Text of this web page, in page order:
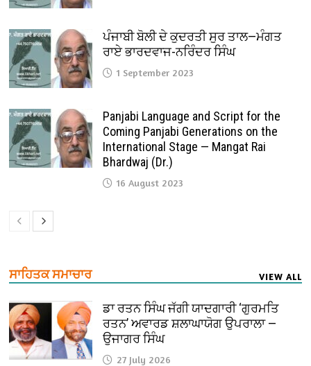
ਪੰਜਾਬੀ ਬੋਲੀ ਦੇ ਕੁਦਰਤੀ ਸੁਰ ਤਾਲ—ਮੰਗਤ
ਰਾਏ ਭਾਰਦਵਾਜ-ਨਰਿੰਦਰ ਸਿੰਘ
1 September 2023
Panjabi Language and Script for the
Coming Panjabi Generations on the
International Stage — Mangat Rai
Bhardwaj (Dr.)
16 August 2023
ਸਾਹਿਤਕ ਸਮਾਚਾਰ VIEW ALL
ਡਾ ਰਤਨ ਸਿੰਘ ਜੱਗੀ ਯਾਦਗਾਰੀ ‘ਗੁਰਮਤਿ
ਰਤਨ’ ਅਵਾਰਡ ਸ਼ਲਾਘਾਯੋਗ ਉਪਰਾਲਾ —
ਉਜਾਗਰ ਸਿੰਘ
27 July 2026